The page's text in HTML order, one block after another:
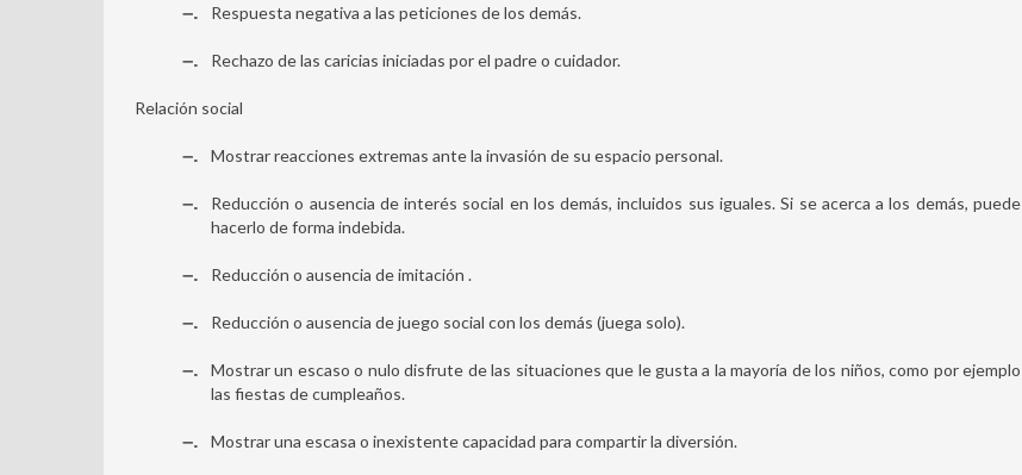
– Respuesta negativa a las peticiones de los demás.
– Rechazo de las caricias iniciadas por el padre o cuidador.
Relación social
– Mostrar reacciones extremas ante la invasión de su espacio personal.
–
Reducción o ausencia de interés social en los demás, incluidos sus iguales. Si se acerca a los demás, puede
hacerlo de forma indebida.
– Reducción o ausencia de imitación .
– Reducción o ausencia de juego social con los demás (juega solo).
–
Mostrar un escaso o nulo disfrute de las situaciones que le gusta a la mayoría de los niños, como por ejemplo
las fiestas de cumpleaños.
– Mostrar una escasa o inexistente capacidad para compartir la diversión.